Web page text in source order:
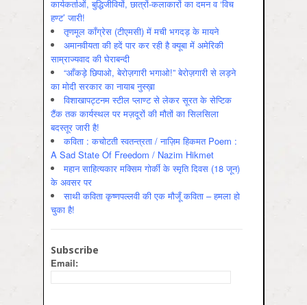
कार्यकर्ताओं, बुद्धिजीवियों, छात्रों-कलाकारों का दमन व ‘विच
हण्ट’ जारी!
तृणमूल काँग्रेस (टीएमसी) में मची भगदड़ के मायने
अमानवीयता की हदें पार कर रही है क्यूबा में अमेरिकी
साम्राज्यवाद की घेराबन्दी
“आँकड़े छिपाओ, बेरोज़गारी भगाओ!” बेरोज़गारी से लड़ने
का मोदी सरकार का नायाब नुस्ख़ा
विशाखापट्टनम स्टील प्लाण्ट से लेकर सूरत के सेप्टिक
टैंक तक कार्यस्थल पर मज़दूरों की मौतों का सिलसिला
बदस्तूर जारी है!
कविता : कचोटती स्वतन्त्रता / नाज़िम हिकमत Poem :
A Sad State Of Freedom / Nazim Hikmet
महान साहित्यकार मक्सिम गोर्की के स्मृति दिवस (18 जून)
के अवसर पर
साथी कविता कृष्णपल्लवी की एक मौजूँ कविता – हमला हो
चुका है!
Subscribe
Email: